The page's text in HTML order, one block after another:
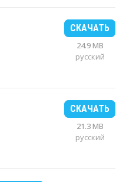
СКАЧАТЬ
24.9 MB
русский
СКАЧАТЬ
21.3 MB
русский